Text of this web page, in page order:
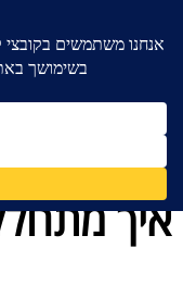
בלוג מאמרים
איך